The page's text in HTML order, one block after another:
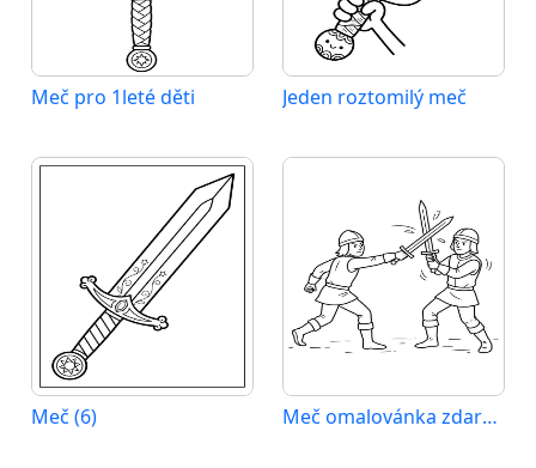
Meč pro 1leté děti Jeden roztomilý meč
Meč (6) Meč omalovánka zdarma